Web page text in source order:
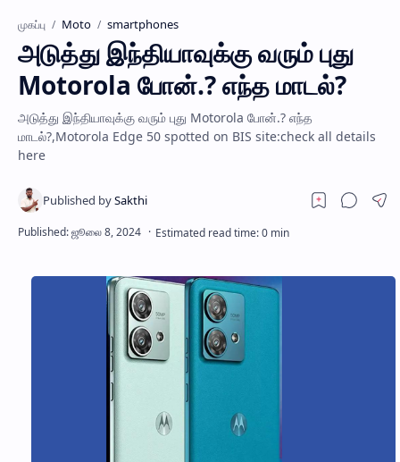
Hidden Menu
Hidden Menu
முகப்பு Moto smartphones
அடுத்து இந்தியாவுக்கு வரும் புது
Motorola போன்.? எந்த மாடல்?
அடுத்து இந்தியாவுக்கு வரும் புது Motorola போன்.? எந்த
மாடல்?,Motorola Edge 50 spotted on BIS site:check all details
here